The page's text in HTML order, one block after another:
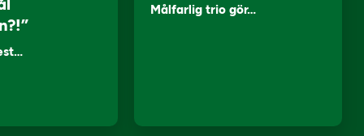
Målfarlig trio gör…